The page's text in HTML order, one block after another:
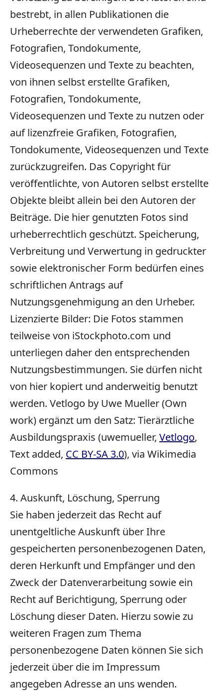
bestrebt, in allen Publikationen die
Urheberrechte der verwendeten Grafiken,
Fotografien, Tondokumente,
Videosequenzen und Texte zu beachten,
von ihnen selbst erstellte Grafiken,
Fotografien, Tondokumente,
Videosequenzen und Texte zu nutzen oder
auf lizenzfreie Grafiken, Fotografien,
Tondokumente, Videosequenzen und Texte
zurückzugreifen. Das Copyright für
veröffentlichte, von Autoren selbst erstellte
Objekte bleibt allein bei den Autoren der
Beiträge. Die hier genutzten Fotos sind
urheberrechtlich geschützt. Speicherung,
Verbreitung und Verwertung in gedruckter
sowie elektronischer Form bedürfen eines
schriftlichen Antrags auf
Nutzungsgenehmigung an den Urheber.
Lizenzierte Bilder: Die Fotos stammen
teilweise von iStockphoto.com und
unterliegen daher den entsprechenden
Nutzungsbestimmungen. Sie dürfen nicht
von hier kopiert und anderweitig benutzt
werden. Vetlogo by Uwe Mueller (Own
work) ergänzt um den Satz: Tierärztliche
Ausbildungspraxis (uwemueller, Vetlogo,
Text added, CC BY-SA 3.0), via Wikimedia
Commons
4. Auskunft, Löschung, Sperrung
Sie haben jederzeit das Recht auf
unentgeltliche Auskunft über Ihre
gespeicherten personenbezogenen Daten,
deren Herkunft und Empfänger und den
Zweck der Datenverarbeitung sowie ein
Recht auf Berichtigung, Sperrung oder
Löschung dieser Daten. Hierzu sowie zu
weiteren Fragen zum Thema
personenbezogene Daten können Sie sich
jederzeit über die im Impressum
angegeben Adresse an uns wenden.